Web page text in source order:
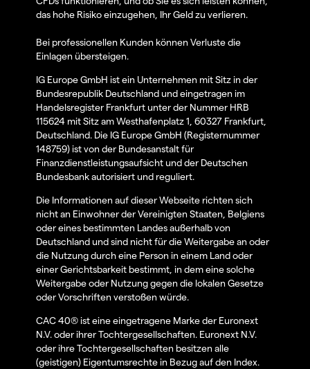
das hohe Risiko einzugehen, Ihr Geld zu verlieren.
Bei professionellen Kunden können Verluste die
Einlagen übersteigen.
IG Europe GmbH ist ein Unternehmen mit Sitz in der
Bundesrepublik Deutschland und eingetragen im
Handelsregister Frankfurt unter der Nummer HRB
115624 mit Sitz am Westhafenplatz 1, 60327 Frankfurt,
Deutschland. Die IG Europe GmbH (Registernummer
148759) ist von der Bundesanstalt für
Finanzdienstleistungsaufsicht und der Deutschen
Bundesbank autorisiert und reguliert.
Die Informationen auf dieser Webseite richten sich
nicht an Einwohner der Vereinigten Staaten, Belgiens
oder eines bestimmten Landes außerhalb von
Deutschland und sind nicht für die Weitergabe an oder
die Nutzung durch eine Person in einem Land oder
einer Gerichtsbarkeit bestimmt, in dem eine solche
Weitergabe oder Nutzung gegen die lokalen Gesetze
oder Vorschriften verstoßen würde.
CAC 40® ist eine eingetragene Marke der Euronext
N.V. oder ihrer Tochtergesellschaften. Euronext N.V.
oder ihre Tochtergesellschaften besitzen alle
(geistigen) Eigentumsrechte in Bezug auf den Index.